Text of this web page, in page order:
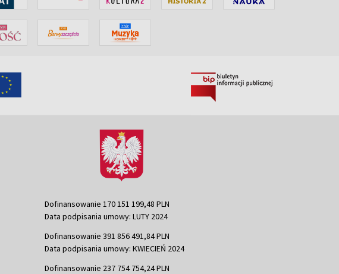
Dofinansowanie 170 151 199,48 PLN
Data podpisania umowy: LUTY 2024
Dofinansowanie 391 856 491,84 PLN
Data podpisania umowy: KWIECIEŃ 2024
Dofinansowanie 237 754 754,24 PLN